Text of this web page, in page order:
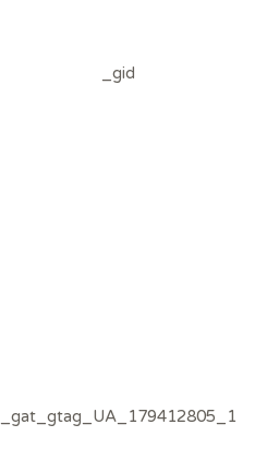
_gid
_gat_gtag_UA_179412805_1